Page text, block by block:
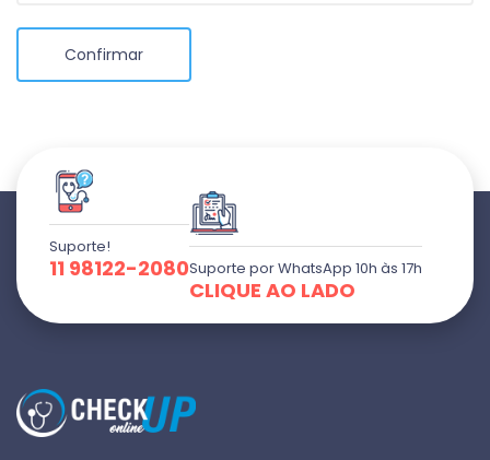
Confirmar
Suporte!
11 98122-2080Suporte por WhatsApp 10h às 17h
CLIQUE AO LADO